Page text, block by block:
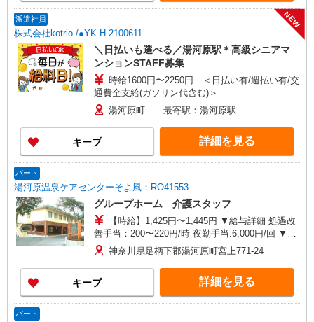
派遣社員
株式会社kotrio /●YK-H-2100611
NEW
＼日払いも選べる／湯河原駅＊高級シニアマ
ンションSTAFF募集
時給1600円〜2250円 ＜日払い有/週払い有/交
通費全支給(ガソリン代含む)＞
湯河原町 最寄駅：湯河原駅
キープ 詳細を見る
パート
湯河原温泉ケアセンターそよ風：RO41553
グループホーム 介護スタッフ
【時給】1,425円〜1,445円 ▼給与詳細 処遇改
善手当：200〜220円/時 夜勤手当:6,000円/回 ▼下
記別途支給 通勤手当 年末年始手当：380円/時 寸
志あり：年2回（6月・12月） ※業績による ※処
遇改善手当は試用期間中(3ヶ月)は支給なし
神奈川県足柄下郡湯河原町宮上771-24
キープ 詳細を見る
パート